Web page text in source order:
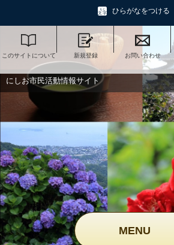
ひらがなをつける
このサイトについて 新規登録 お問い合わせ
にしお市民活動情報サイト
MENU